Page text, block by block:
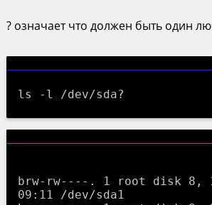
? означает что должен быть один
ls -l /dev/sda?
brw-rw----. 1 root disk 8,
09:11 /dev/sda1